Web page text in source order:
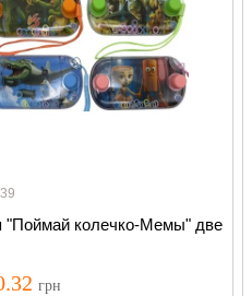
"Поймай колечко-Мемы" две
грн